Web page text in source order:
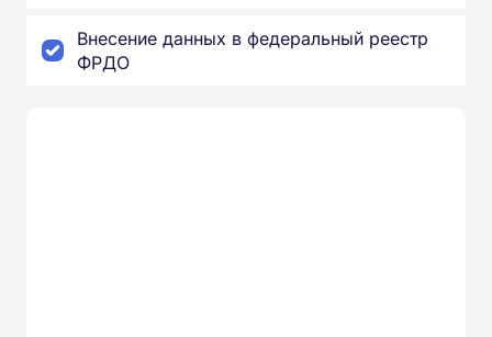
Внесение данных в федеральный реестр
ФРДО